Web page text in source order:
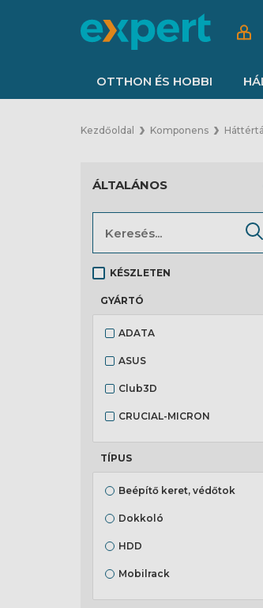
OTTHON ÉS HOBBI
Kezdőoldal Komponens
ÁLTALÁNOS
KÉSZLETEN
GYÁRTÓ
ADATA
ASUS
Club3D
CRUCIAL-MICRON
INTENSO
KINGSTON
LC POWER
TÍPUS
Beépítő keret, védőtok
Dokkoló
HDD
Mobilrack
SSD